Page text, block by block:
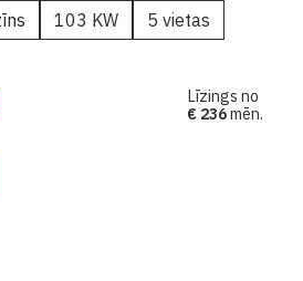
103 KW 5 vietas
Līzings no
€ 236mēn.